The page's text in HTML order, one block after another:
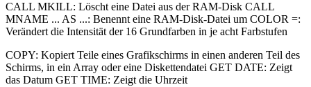
CALL MKILL: Löscht eine Datei aus der RAM-Disk CALL
MNAME ... AS ...: Benennt eine RAM-Disk-Datei um COLOR =:
Verändert die Intensität der 16 Grundfarben in je acht Farbstufen
COPY: Kopiert Teile eines Grafikschirms in einen anderen Teil des
Schirms, in ein Array oder eine Diskettendatei GET DATE: Zeigt
das Datum GET TIME: Zeigt die Uhrzeit